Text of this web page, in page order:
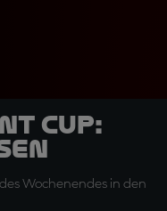
Cup:
Wochenendes in den